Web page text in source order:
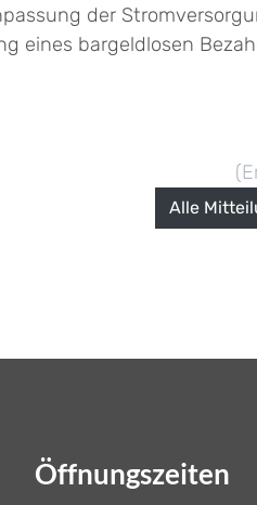
der
eines bargeldlosen
Alle
Öffnungszeiten